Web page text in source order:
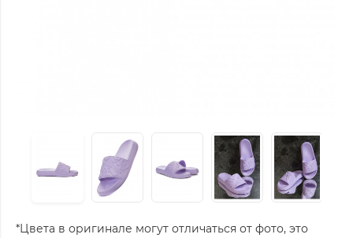
*Цвета в оригинале могут отличаться от фото, это